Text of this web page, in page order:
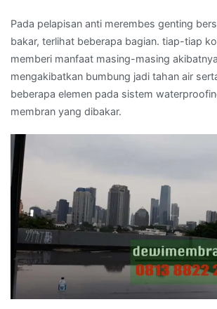
Pada pelapisan anti merembes genting
bakar, terlihat beberapa bagian. tiap-tiap
memberi manfaat masing-masing
mengakibatkan bumbung jadi tahan air
beberapa elemen pada sistem
membran yang dibakar.